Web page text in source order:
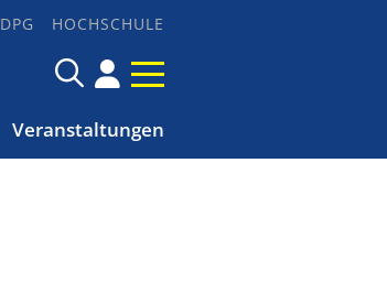
DPG HOCHSCHULE
Veranstaltungen